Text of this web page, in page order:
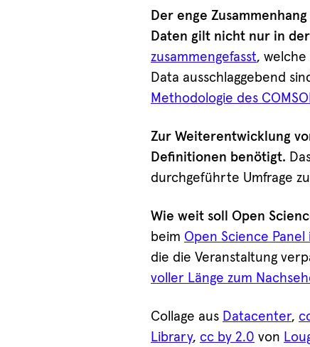
Der enge
Daten gilt nicht nur in
zusammengefasst,
Data ausschlaggebend
Methodologie des
Zur Weiterentwicklung
Definitionen benötigt.
durchgeführte Umfrage
Wie weit soll Open
beim Open Science Panel
die die Veranstaltung
voller Länge zum
Collage aus Datacenter,
Library, cc by 2.0 von